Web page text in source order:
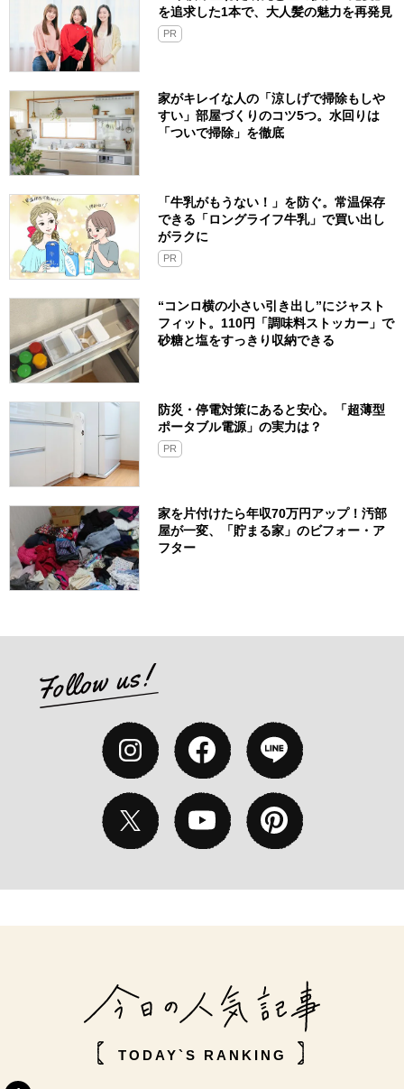
を追求した1本で、大人髪の魅力を再発見
PR
家がキレイな人の「涼しげで掃除もしや
すい」部屋づくりのコツ5つ。水回りは
「ついで掃除」を徹底
「牛乳がもうない！」を防ぐ。常温保存
できる「ロングライフ牛乳」で買い出し
がラクに
PR
“コンロ横の小さい引き出し”にジャスト
フィット。110円「調味料ストッカー」で
砂糖と塩をすっきり収納できる
防災・停電対策にあると安心。「超薄型
ポータブル電源」の実力は？​
PR
家を片付けたら年収70万円アップ！汚部
屋が一変、「貯まる家」のビフォー・ア
フター
TODAY`S RANKING